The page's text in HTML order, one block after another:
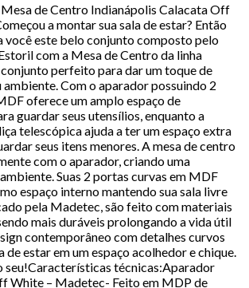
de Centro Indianápolis Calacata Off
a montar sua sala de estar? Então
você este belo conjunto composto pelo
com a Mesa de Centro da linha
perfeito para dar um toque de
Com o aparador possuindo 2
oferece um amplo espaço de
guardar seus utensílios, enquanto a
telescópica ajuda a ter um espaço extra
seus itens menores. A mesa de centro
com o aparador, criando uma
Suas 2 portas curvas em MDF
espaço interno mantendo sua sala livre
pela Madetec, são feito com materiais
mais duráveis prolongando a vida útil
contemporâneo com detalhes curvos
de estar em um espaço acolhedor e chique.
seu!Características técnicas:Aparador
White – Madetec- Feito em MDP de